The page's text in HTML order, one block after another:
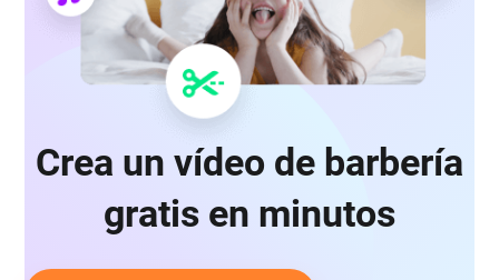
Crea un vídeo de barbería
gratis en minutos